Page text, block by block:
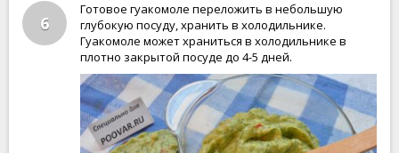
6
Готовое гуакомоле переложить в небольшую
глубокую посуду, хранить в холодильнике.
Гуакомоле может храниться в холодильнике в
плотно закрытой посуде до 4-5 дней.